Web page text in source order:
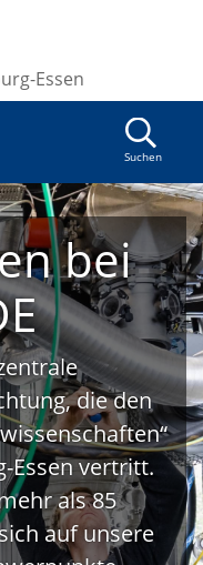
Essen
Suchen
bei
die den
Essen vertritt.
als 85
auf unsere